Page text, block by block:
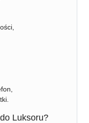
Luksoru?